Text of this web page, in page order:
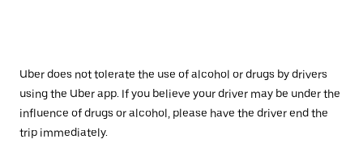
Uber does not tolerate the use of alcohol or drugs by drivers
using the Uber app. If you believe your driver may be under the
influence of drugs or alcohol, please have the driver end the
trip immediately.